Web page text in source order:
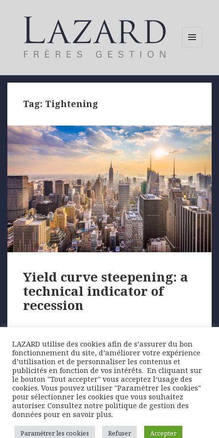
Tag: Tightening
Yield curve steepening: a
technical indicator of
recession
Monetary tightening by the Federal Reserve since
the start of 2022 has prompted a sharp rise …
Posted
on
20 October 2023 Author
Lazard Freres Gestion Categories
Chart of
the week
Tags
bank,crédit,Recession indicator,Tightening,
USA,yield curve
LAZARD utilise des cookies afin de s’assurer du bon
fonctionnement du site, d’améliorer votre expérience
d’utilisation et de personnaliser les contenus et
publicités en fonction de vos intérêts. ​ En cliquant sur
le bouton "Tout accepter" vous acceptez l‘usage des
cookies. Vous pouvez utiliser "Paramétrer les cookies"
pour sélectionner les cookies que vous souhaitez
autoriser. Consultez notre politique de gestion des
données pour en savoir plus.
Paramétrer les cookies Refuser Accepter